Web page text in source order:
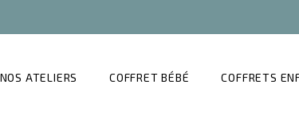
NOS ATELIERS COFFRET BÉBÉ COFFRETS